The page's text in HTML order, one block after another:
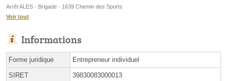
Arrêt ALES - Brigade - 1639 Chemin des Sports
Voir tout
Informations
Forme juridique Entrepreneur individuel
SIRET 39830083000013